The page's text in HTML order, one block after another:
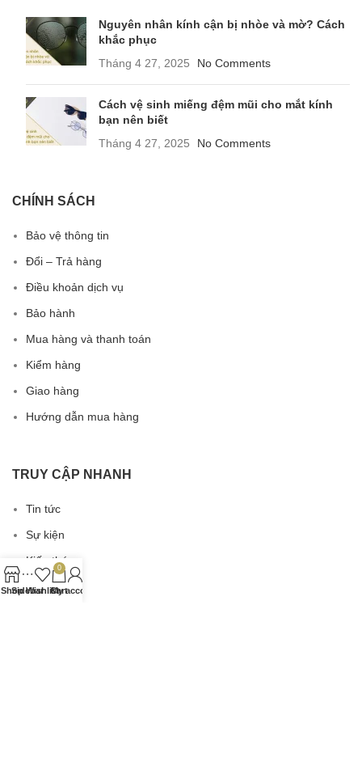
Nguyên nhân kính cận bị nhòe và mờ? Cách
khắc phục
Tháng 4 27, 2025
No Comments
Cách vệ sinh miếng đệm mũi cho mắt kính
bạn nên biết
Tháng 4 27, 2025
No Comments
CHÍNH SÁCH
Bảo vệ thông tin
Đổi – Trả hàng
Điều khoản dịch vụ
Bảo hành
Mua hàng và thanh toán
Kiểm hàng
Giao hàng
Hướng dẫn mua hàng
TRUY CẬP NHANH
Tin tức
Sự kiện
Kiến thức
Nhãn hàng
ShopSidebarWishlist
0
Cart
My account